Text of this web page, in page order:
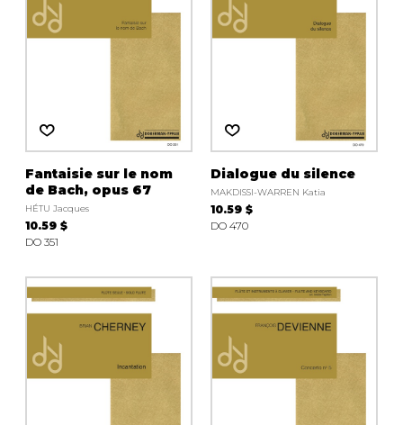
Fantaisie sur le nom
de Bach, opus 67
HÉTU Jacques
10.59 $
DO 351
Dialogue du silence
MAKDISSI-WARREN Katia
10.59 $
DO 470